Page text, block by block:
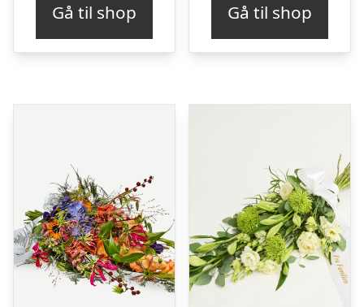
Gå til shop Gå til shop